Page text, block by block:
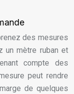
des mesures
un mètre ruban et
compte des
peut rendre
de quelques